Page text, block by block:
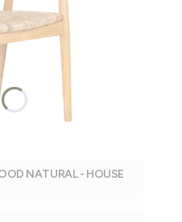
NATURAL - HOUSE